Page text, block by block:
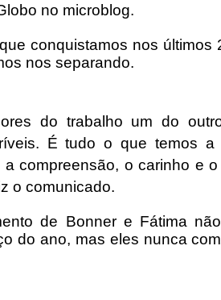
no microblog.
conquistamos nos últimos
nos separando.
do trabalho um do
É tudo o que temos a
compreensão, o carinho e o
o comunicado.
de Bonner e Fátima
do ano, mas eles nunca